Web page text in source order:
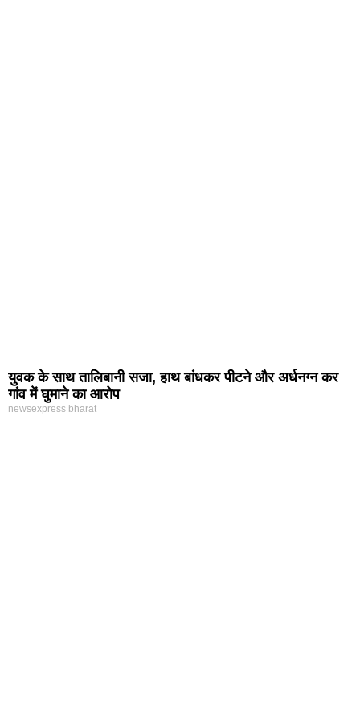
युवक के साथ तालिबानी सजा, हाथ बांधकर पीटने और अर्धनग्न कर
गांव में घुमाने का आरोप
newsexpress bharat